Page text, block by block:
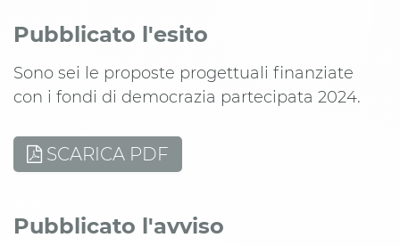
Pubblicato l'esito
Sono sei le proposte progettuali finanziate
con i fondi di democrazia partecipata 2024.
SCARICA PDF
Pubblicato l'avviso